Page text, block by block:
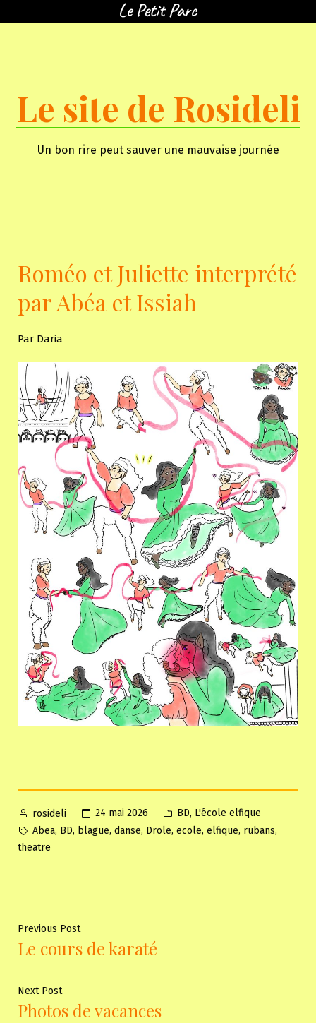
Le site de Rosideli
Un bon rire peut sauver une mauvaise journée
Roméo et Juliette interprété
par Abéa et Issiah
Par Daria
Posted
by
rosideli 24 mai 2026
Posted
in
BD, L'école elfique
Tags:
Abea, BD, blague, danse, Drole, ecole, elfique, rubans,
theatre
Navigation
de
l'article
Previous PostPrevious
post:
Le cours de karaté
Next PostNext
post:
Photos de vacances